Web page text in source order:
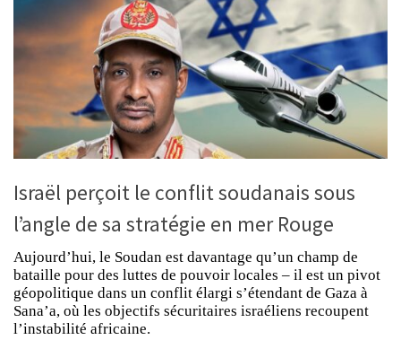
Israël perçoit le conflit soudanais sous
l’angle de sa stratégie en mer Rouge
Aujourd’hui, le Soudan est davantage qu’un champ de
bataille pour des luttes de pouvoir locales – il est un pivot
géopolitique dans un conflit élargi s’étendant de Gaza à
Sana’a, où les objectifs sécuritaires israéliens recoupent
l’instabilité africaine.